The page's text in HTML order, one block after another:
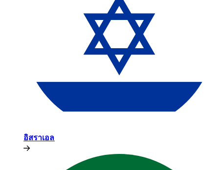
อิสราเอล​​